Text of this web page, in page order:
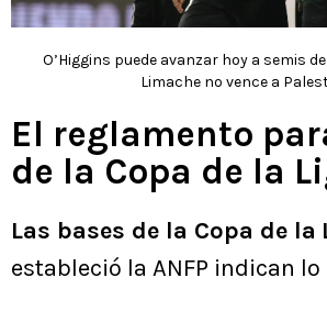
O’Higgins puede avanzar hoy a semis
Limache no vence a
El reglamento
de la Copa de la
Las bases de la Copa de la
estableció la ANFP indican